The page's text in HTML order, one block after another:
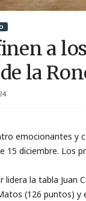
r
i
a
la
emocionantes y
15 diciembre. Los
lidera la tabla Juan
(126 puntos) y